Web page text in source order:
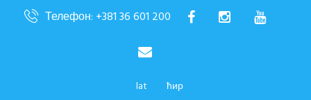
Телефон: +381 36 601 200
lat ћир